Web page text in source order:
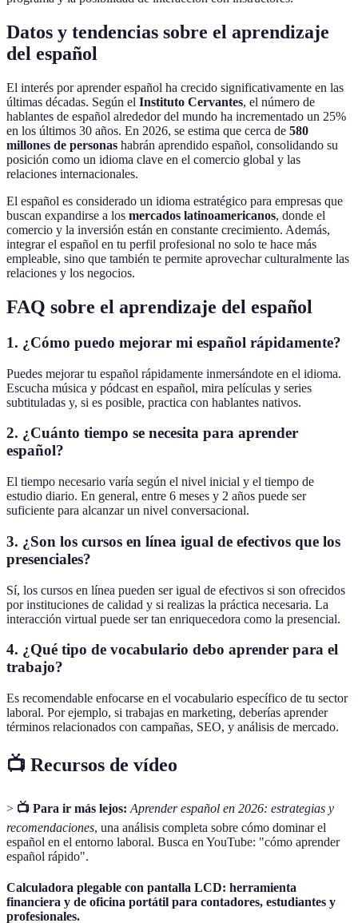
Datos y tendencias sobre el aprendizaje
del español
El interés por aprender español ha crecido significativamente en las
últimas décadas. Según el Instituto Cervantes, el número de
hablantes de español alrededor del mundo ha incrementado un 25%
en los últimos 30 años. En 2026, se estima que cerca de 580
millones de personas habrán aprendido español, consolidando su
posición como un idioma clave en el comercio global y las
relaciones internacionales.
El español es considerado un idioma estratégico para empresas que
buscan expandirse a los mercados latinoamericanos, donde el
comercio y la inversión están en constante crecimiento. Además,
integrar el español en tu perfil profesional no solo te hace más
empleable, sino que también te permite aprovechar culturalmente las
relaciones y los negocios.
FAQ sobre el aprendizaje del español
1. ¿Cómo puedo mejorar mi español rápidamente?
Puedes mejorar tu español rápidamente inmersándote en el idioma.
Escucha música y pódcast en español, mira películas y series
subtituladas y, si es posible, practica con hablantes nativos.
2. ¿Cuánto tiempo se necesita para aprender
español?
El tiempo necesario varía según el nivel inicial y el tiempo de
estudio diario. En general, entre 6 meses y 2 años puede ser
suficiente para alcanzar un nivel conversacional.
3. ¿Son los cursos en línea igual de efectivos que los
presenciales?
Sí, los cursos en línea pueden ser igual de efectivos si son ofrecidos
por instituciones de calidad y si realizas la práctica necesaria. La
interacción virtual puede ser tan enriquecedora como la presencial.
4. ¿Qué tipo de vocabulario debo aprender para el
trabajo?
Es recomendable enfocarse en el vocabulario específico de tu sector
laboral. Por ejemplo, si trabajas en marketing, deberías aprender
términos relacionados con campañas, SEO, y análisis de mercado.
📺 Recursos de vídeo
> 📺 Para ir más lejos: Aprender español en 2026: estrategias y
recomendaciones, una análisis completa sobre cómo dominar el
español en el entorno laboral. Busca en YouTube: "cómo aprender
español rápido".
Calculadora plegable con pantalla LCD: herramienta
financiera y de oficina portátil para contadores, estudiantes y
profesionales.